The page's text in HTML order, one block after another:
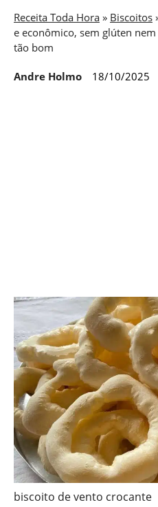
Receita Toda Hora » Biscoitos
e econômico, sem glúten
tão bom
Andre Holmo 18/10/2025
biscoito de vento crocante